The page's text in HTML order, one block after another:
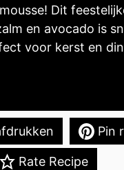
Dit
en avocado is
voor kerst en
Pin
Rate Recipe